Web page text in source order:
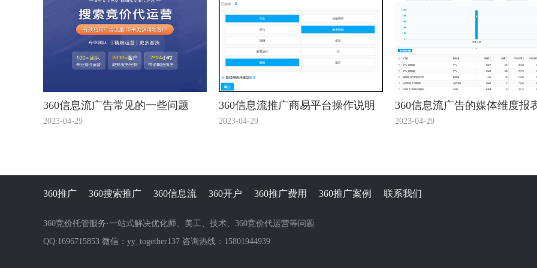
360信息流广告常见的一些问题
2023-04-29
360信息流推广商易平台操作说明
2023-04-29
360信息流广告的媒体维度报
2023-04-29
360推广 360搜索推广 360信息流 360开户 360推广费用 360推广案例 联系我们
360竞价托管服务·一站式解决优化师、美工、技术、360竞价代运营等问题
QQ:1696715853 微信：yy_together137 咨询热线：15801944939